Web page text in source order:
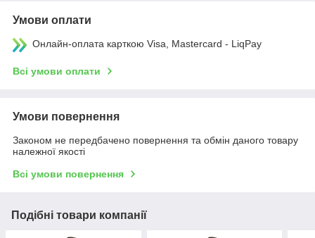
Умови оплати
Онлайн-оплата карткою Visa, Mastercard - LiqPay
Всі умови оплати
Умови повернення
Законом не передбачено повернення та обмін даного товару
належної якості
Всі умови повернення
Подібні товари компанії